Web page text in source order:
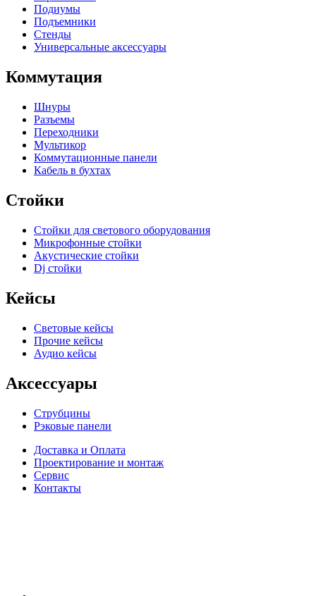
Подиумы
Подъемники
Стенды
Универсальные аксессуары
Коммутация
Шнуры
Разъемы
Переходники
Мультикор
Коммутационные панели
Кабель в бухтах
Стойки
Стойки для светового оборудования
Микрофонные стойки
Акустические стойки
Dj стойки
Кейсы
Световые кейсы
Прочие кейсы
Аудио кейсы
Аксессуары
Струбцины
Рэковые панели
Доставка и Оплата
Проектирование и монтаж
Сервис
Контакты